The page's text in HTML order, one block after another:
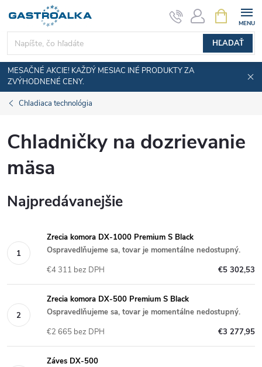
obsah
HĽADAŤ
KOŠÍK
MESAČNÉ AKCIE! KAŽDÝ MESIAC INÉ PRODUKTY ZA
ZVÝHODNENÉ CENY.
Chladiaca technológia
Chladničky na dozrievanie
mäsa
Najpredávanejšie
Zrecia komora DX-1000 Premium S Black
Ospravedlňujeme sa, tovar je momentálne nedostupný.
€5 302,53
€4 311 bez DPH
Zrecia komora DX-500 Premium S Black
Ospravedlňujeme sa, tovar je momentálne nedostupný.
€3 277,95
€2 665 bez DPH
Záves DX-500